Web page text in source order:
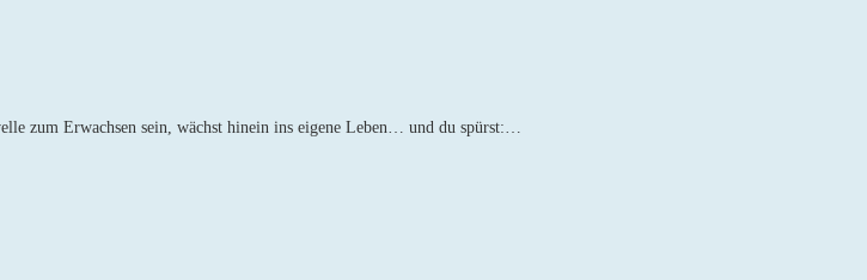
zum Erwachsen sein, wächst hinein ins eigene Leben… und du spürst:…